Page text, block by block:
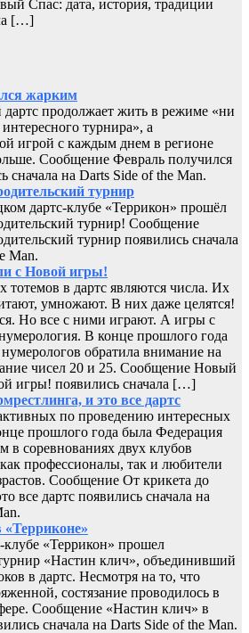
Спас: дата, история, традиции
[…]
жарким
дартс продолжает жить в режиме «ни
турнира», а
игрой с каждым днем в регионе
Сообщение Февраль получился
сначала на Darts Side of the Man.
турнир
дартс-клубе «Террикон» прошёл
турнир! Сообщение
турнир появились сначала
Man.
с Новой игры!
тотемов в дартс являются числа. Их
умножают. В них даже целятся!
Но все с ними играют. А игры с
В конце прошлого года
обратила внимание на
чисел 20 и 25. Сообщение Новый
игры! появились сначала […]
и это все дартс
по проведению интересных
прошлого года была Федерация
в соревнованиях двух клубов
профессионалы, так и любители
Сообщение От крикета до
все дартс появились сначала на
клубе «Террикон» прошел
«Настин клич», объединивший
в дартс. Несмотря на то, что
состязание проводилось в
Сообщение «Настин клич» в
сначала на Darts Side of the Man.